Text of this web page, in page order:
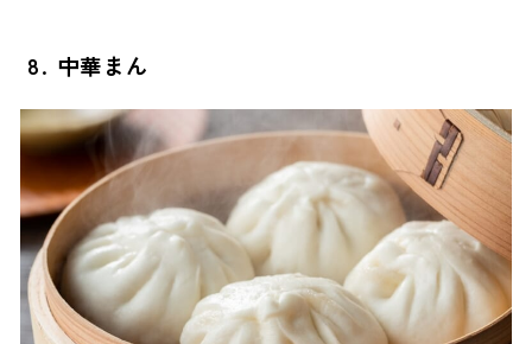
8. 中華まん